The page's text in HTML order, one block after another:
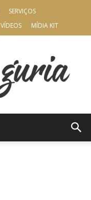
SERVIÇOS
VÍDEOS MÍDIA KIT